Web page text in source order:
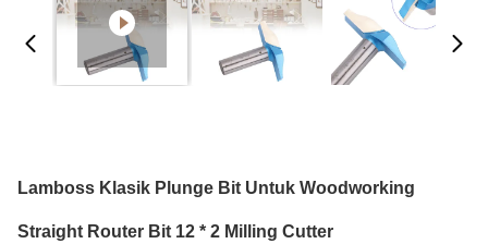
Lamboss Klasik Plunge Bit Untuk Woodworking
Straight Router Bit 12 * 2 Milling Cutter